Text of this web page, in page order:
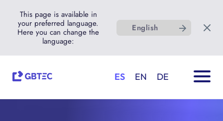
This page is available in
your preferred language.
Here you can change the
language:
English
ES EN DE